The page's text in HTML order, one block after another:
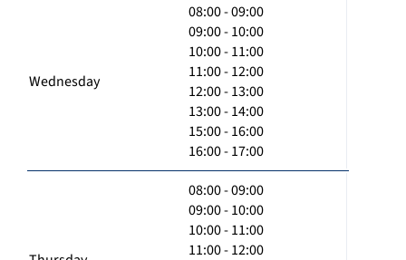
Wednesday
08:00 - 09:00
09:00 - 10:00
10:00 - 11:00
11:00 - 12:00
12:00 - 13:00
13:00 - 14:00
15:00 - 16:00
16:00 - 17:00
08:00 - 09:00
09:00 - 10:00
10:00 - 11:00
11:00 - 12:00